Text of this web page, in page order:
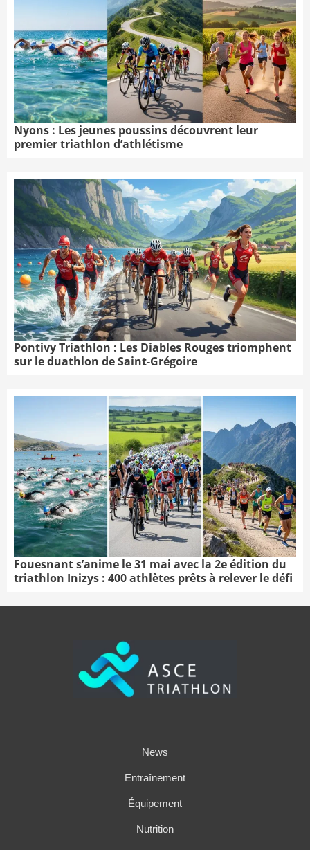
Nyons : Les jeunes poussins découvrent leur
premier triathlon d’athlétisme
Pontivy Triathlon : Les Diables Rouges triomphent
sur le duathlon de Saint-Grégoire
Fouesnant s’anime le 31 mai avec la 2e édition du
triathlon Inizys : 400 athlètes prêts à relever le défi
News
Entraînement
Équipement
Nutrition